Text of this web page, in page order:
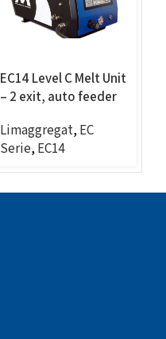
EC14 Level C Melt Unit
– 2 exit, auto feeder
Limaggregat, EC
Serie, EC14